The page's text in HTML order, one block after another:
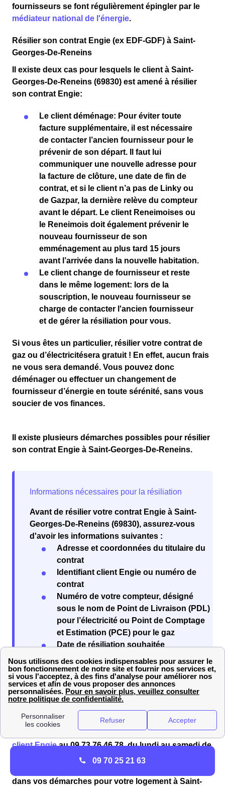
fournisseurs se font régulièrement épingler par le
médiateur national de l'énergie.
Résilier son contrat Engie (ex EDF-GDF) à Saint-
Georges-De-Reneins
Il existe deux cas pour lesquels le client à Saint-
Georges-De-Reneins (69830) est amené à résilier
son contrat Engie:
Le client déménage: Pour éviter toute
facture supplémentaire, il est nécessaire
de contacter l’ancien fournisseur pour le
prévenir de son départ. Il faut lui
communiquer une nouvelle adresse pour
la facture de clôture, une date de fin de
contrat, et si le client n’a pas de Linky ou
de Gazpar, la dernière relève du compteur
avant le départ. Le client Reneimoises ou
le Reneimois doit également prévenir le
nouveau fournisseur de son
emménagement au plus tard 15 jours
avant l’arrivée dans la nouvelle habitation.
Le client change de fournisseur et reste
dans le même logement: lors de la
souscription, le nouveau fournisseur se
charge de contacter l'ancien fournisseur
et de gérer la résiliation pour vous.
Si vous êtes un particulier, résilier votre contrat de
gaz ou d’électricitésera gratuit ! En effet, aucun frais
ne vous sera demandé. Vous pouvez donc
déménager ou effectuer un changement de
fournisseur d’énergie en toute sérénité, sans vous
soucier de vos finances.
Il existe plusieurs démarches possibles pour résilier
son contrat Engie à Saint-Georges-De-Reneins.
Avant de résilier votre contrat Engie à Saint-
Georges-De-Reneins (69830), assurez-vous
d'avoir les informations suivantes :
Adresse et coordonnées du titulaire du
contrat
Identifiant client Engie ou numéro de
contrat
Numéro de votre compteur, désigné
sous le nom de Point de Livraison (PDL)
pour l’électricité ou Point de Comptage
et Estimation (PCE) pour le gaz
Date de résiliation souhaitée
Relevé de compteur (non obligatoire si
vous possédez un compteur Linky)
Par téléphone
Pour résilier par téléphone, contactez leservice
client Engieau09.73.76.46.78, du lundi au samedi de
08h00 à 21h00 et le dimanche de 10h00 à 18h00
dans vos démarches pour votre logement à Saint-
09 70 25 21 63